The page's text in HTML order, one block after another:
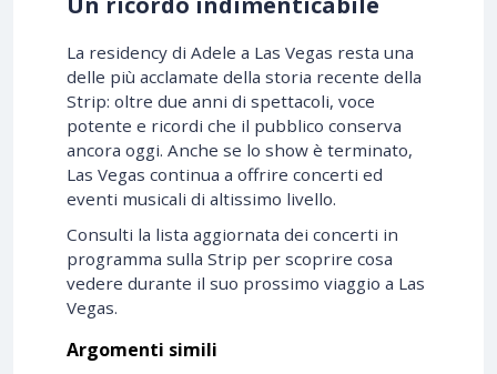
La residency di Adele a Las Vegas resta una
delle più acclamate della storia recente della
Strip: oltre due anni di spettacoli, voce
potente e ricordi che il pubblico conserva
ancora oggi. Anche se lo show è terminato,
Las Vegas continua a offrire concerti ed
eventi musicali di altissimo livello.
Consulti la lista aggiornata dei concerti in
programma sulla Strip per scoprire cosa
vedere durante il suo prossimo viaggio a Las
Vegas.
Argomenti simili